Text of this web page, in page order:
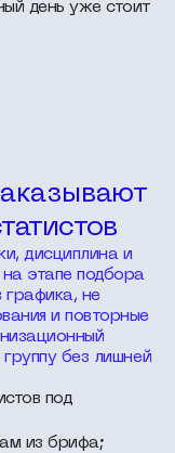
день уже стоит
дисциплина и
этапе подбора
графика, не
и повторные
без лишней
под
из брифа;